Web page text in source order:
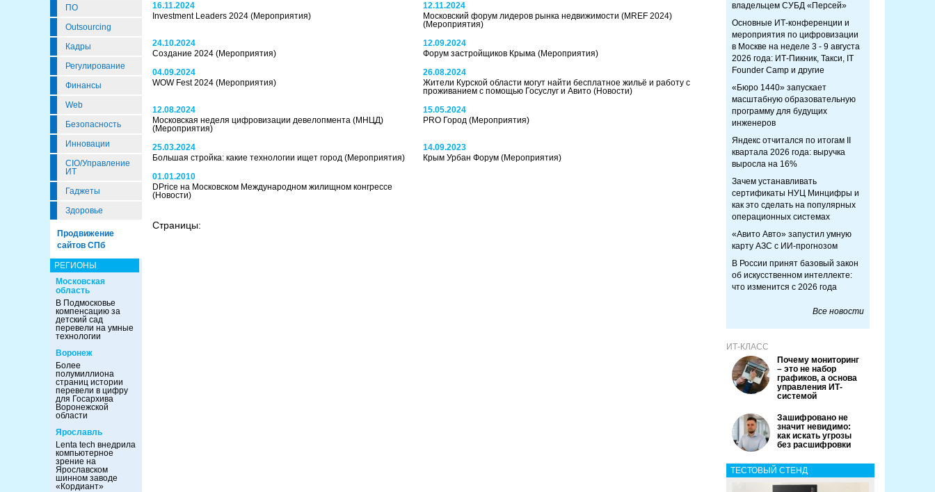
ПО
Outsourcing
Кадры
Регулирование
Финансы
Web
Безопасность
Инновации
CIO/Управление
ИТ
Гаджеты
Здоровье
Продвижение
сайтов СПб
РЕГИОНЫ
Московская
область
В Подмосковье
компенсацию за
детский сад
перевели на умные
технологии
Воронеж
Более
полумиллиона
страниц истории
перевели в цифру
для Госархива
Воронежской
области
Ярославль
Lenta tech внедрила
компьютерное
зрение на
Ярославском
шинном заводе
«Кордиант»
16.11.2024
Investment Leaders 2024 (Мероприятия)
12.11.2024
Московский форум лидеров рынка недвижимости (MREF 2024)
(Мероприятия)
24.10.2024
Создание 2024 (Мероприятия)
12.09.2024
Форум застройщиков Крыма (Мероприятия)
04.09.2024
WOW Fest 2024 (Мероприятия)
26.08.2024
Жители Курской области могут найти бесплатное жильё и работу с
проживанием с помощью Госуслуг и Авито (Новости)
12.08.2024
Московская неделя цифровизации девелопмента (МНЦД)
(Мероприятия)
15.05.2024
PRO Город (Мероприятия)
25.03.2024
Большая стройка: какие технологии ищет город (Мероприятия)
14.09.2023
Крым Урбан Форум (Мероприятия)
01.01.2010
DPrice на Московском Международном жилищном конгрессе
(Новости)
Страницы:
владельцем СУБД «Персей»
Основные ИТ-конференции и
мероприятия по цифровизации
в Москве на неделе 3 - 9 августа
2026 года: ИТ-Пикник, Такси, IT
Founder Camp и другие
«Бюро 1440» запускает
масштабную образовательную
программу для будущих
инженеров
Яндекс отчитался по итогам II
квартала 2026 года: выручка
выросла на 16%
Зачем устанавливать
сертификаты НУЦ Минцифры и
как это сделать на популярных
операционных системах
«Авито Авто» запустил умную
карту АЗС с ИИ-прогнозом
В России принят базовый закон
об искусственном интеллекте:
что изменится с 2026 года
Все новости
ИТ-КЛАСС
Почему мониторинг
– это не набор
графиков, а основа
управления ИТ-
системой
Зашифровано не
значит невидимо:
как искать угрозы
без расшифровки
ТЕСТОВЫЙ СТЕНД